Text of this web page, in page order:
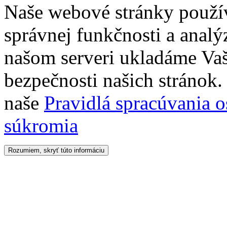
Naše webové stránky
správnej funkčnosti a
našom serveri ukladáme
bezpečnosti našich
naše Pravidlá spracúvania
súkromia
Rozumiem, skryť túto informáciu